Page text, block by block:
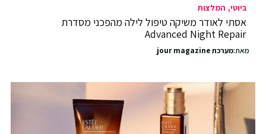
ביוטי המלצות
אסתי לאודר משיקה טיפול לילה מהפכני מסדרת
Advanced Night Repair
מאת:מערכת jour magazine